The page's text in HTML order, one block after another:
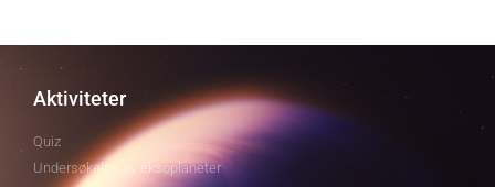
Aktiviteter
Quiz
Undersøkelse av eksoplaneter